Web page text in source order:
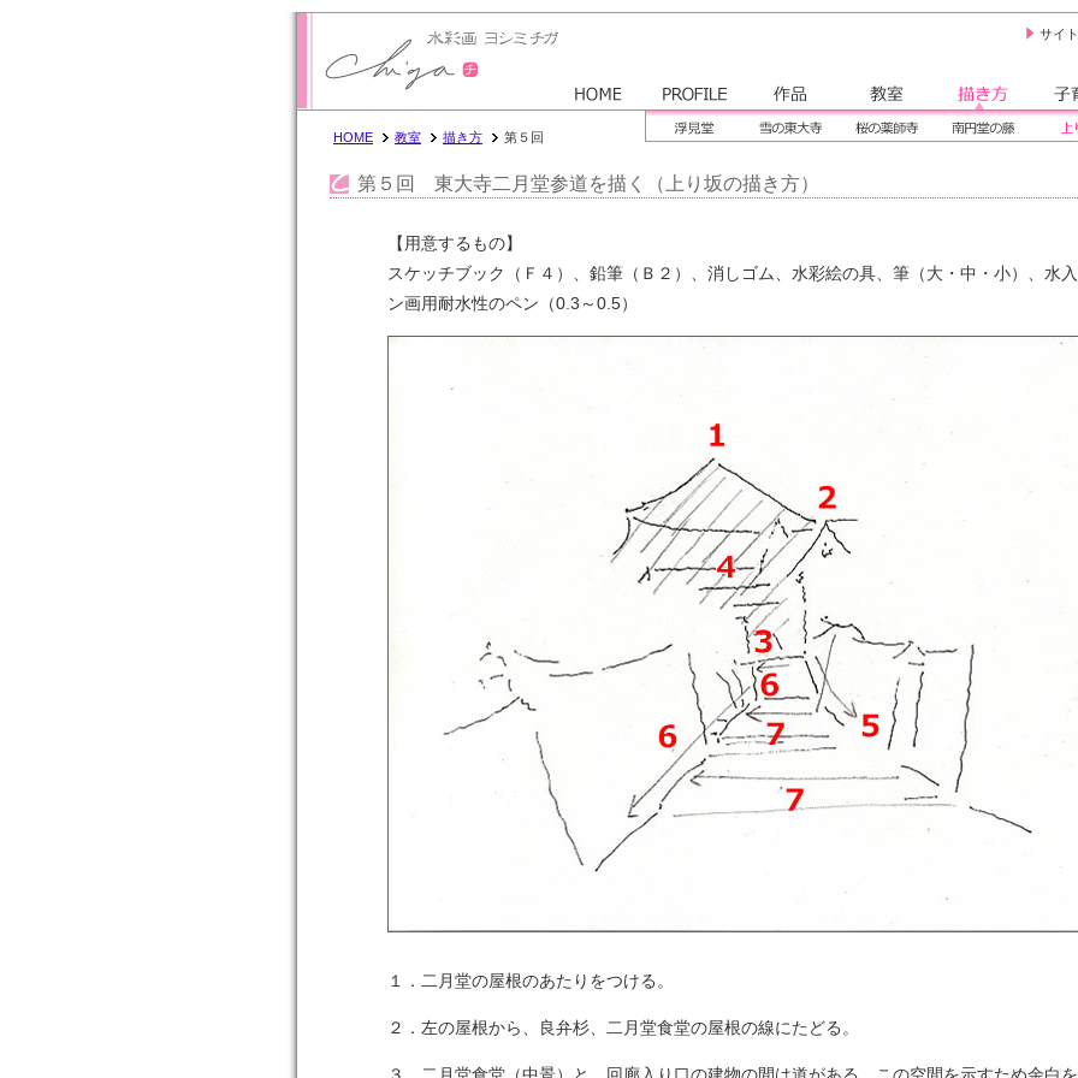
PROFILE 作品 教室
描き方
子育
サイ
HOME 教室 描き方 第５回
第５回 東大寺二月堂参道を描く（上り坂の描き方）
【用意するもの】
スケッチブック（Ｆ４）、鉛筆（Ｂ２）、消しゴム、水彩絵の具、筆（大・中・小）、水
ン画用耐水性のペン（0.3～0.5）
１．二月堂の屋根のあたりをつける。
２．左の屋根から、良弁杉、二月堂食堂の屋根の線にたどる。